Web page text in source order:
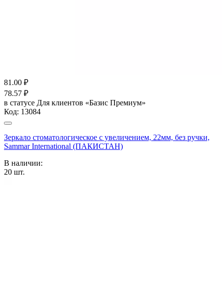
81.00 ₽
78.57 ₽
в статусе Для клиентов «Базис Премиум»
Код: 13084
Зеркало стоматологическое с увеличением, 22мм, без ручки,
Sammar International (ПАКИСТАН)
В наличии:
20 шт.